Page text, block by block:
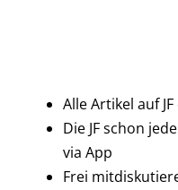
Alle Artikel auf
Die JF schon
via App
Frei